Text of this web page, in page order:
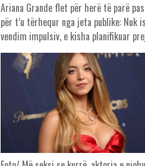
Ariana Grande flet për herë të parë
për t’u tërhequr nga jeta publike: Nuk
vendim impulsiv, e kisha planifikuar